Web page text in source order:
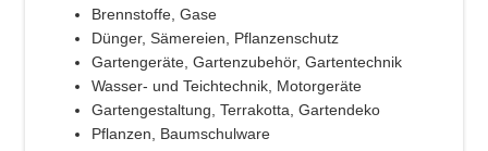
Brennstoffe, Gase
Dünger, Sämereien, Pflanzenschutz
Gartengeräte, Gartenzubehör, Gartentechnik
Wasser- und Teichtechnik, Motorgeräte
Gartengestaltung, Terrakotta, Gartendeko
Pflanzen, Baumschulware